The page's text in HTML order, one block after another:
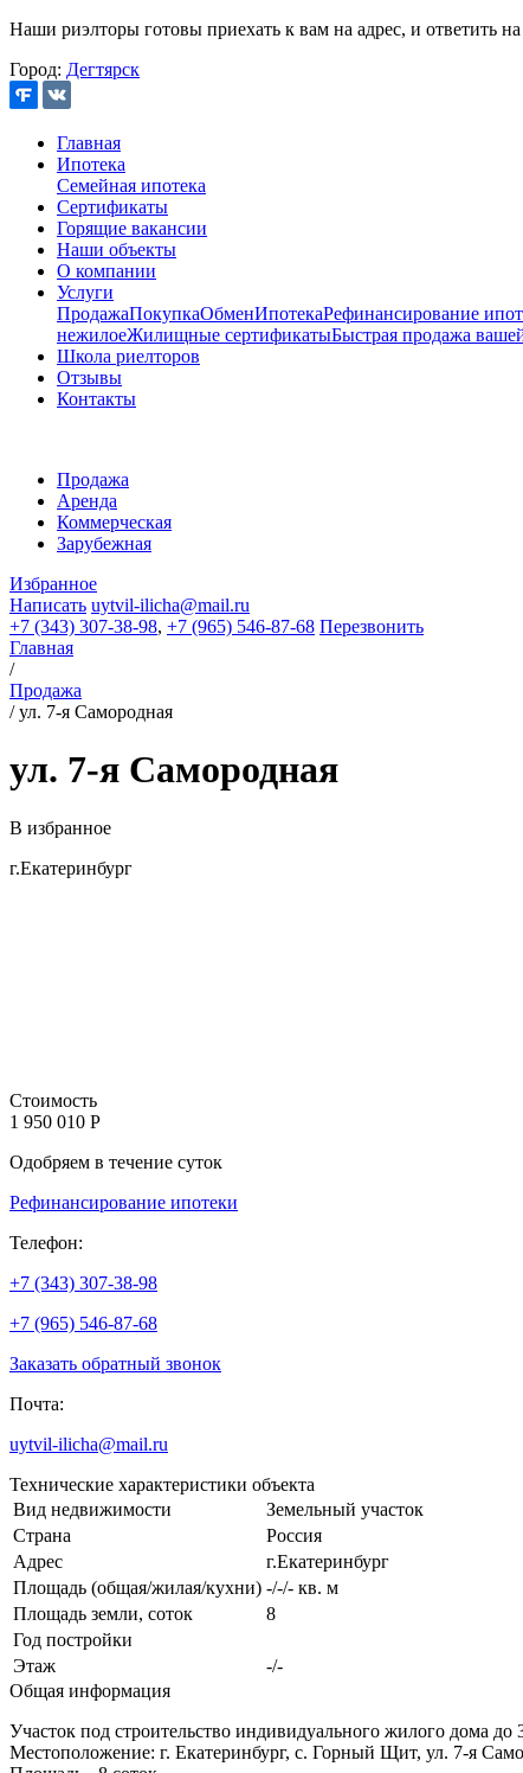
Наши риэлторы готовы приехать к вам на адрес, и ответить
Город: Дегтярск
Главная
Ипотека
Семейная ипотека
Сертификаты
Горящие вакансии
Наши объекты
О компании
Услуги
ПродажаПокупкаОбменИпотекаРефинансирование
нежилоеЖилищные сертификатыБыстрая продажа
Школа риелторов
Отзывы
Контакты
Продажа
Аренда
Коммерческая
Зарубежная
Избранное
Написать uytvil-ilicha@mail.ru
+7 (343) 307-38-98, +7 (965) 546-87-68 Перезвонить
Главная
/
Продажа
/ул. 7-я Самородная
ул. 7-я Самородная
В избранное
г.Екатеринбург
Стоимость
1 950 010 Р
Одобряем в течение суток
Рефинансирование ипотеки
Телефон:
+7 (343) 307-38-98
+7 (965) 546-87-68
Заказать обратный звонок
Почта:
uytvil-ilicha@mail.ru
Технические характеристики объекта
Вид недвижимости
Земельный участок
Страна
Россия
Адрес
г.Екатеринбург
Площадь (общая/жилая/кухни) -/-/- кв. м
Площадь земли, соток
8
Год постройки
Этаж
-/-
Общая информация
Участок под строительство индивидуального жилого дома до
Местоположение: г. Екатеринбург, с. Горный Щит, ул. 7-я